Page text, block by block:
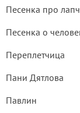
Песенка про
Песенка о
Переплетчица
Пани Дятлова
Павлин